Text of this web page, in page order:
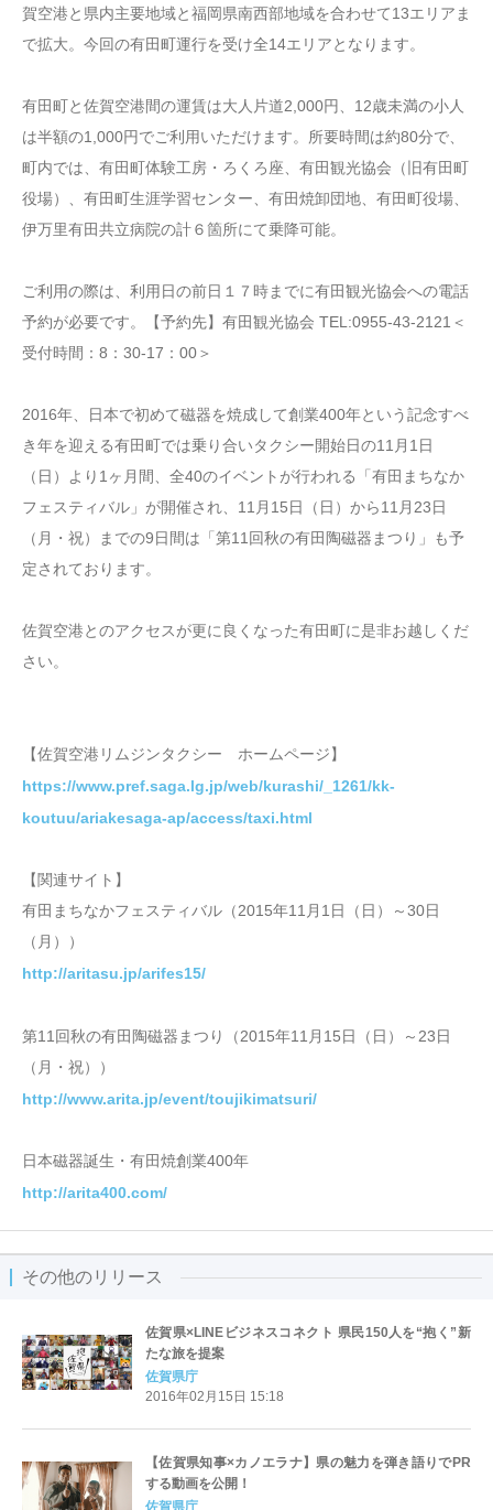
賀空港と県内主要地域と福岡県南西部地域を合わせて13エリアま
で拡大。今回の有田町運行を受け全14エリアとなります。
有田町と佐賀空港間の運賃は大人片道2,000円、12歳未満の小人
は半額の1,000円でご利用いただけます。所要時間は約80分で、
町内では、有田町体験工房・ろくろ座、有田観光協会（旧有田町
役場）、有田町生涯学習センター、有田焼卸団地、有田町役場、
伊万里有田共立病院の計６箇所にて乗降可能。
ご利用の際は、利用日の前日１７時までに有田観光協会への電話
予約が必要です。【予約先】有田観光協会 TEL:0955-43-2121＜
受付時間：8：30-17：00＞
2016年、日本で初めて磁器を焼成して創業400年という記念すべ
き年を迎える有田町では乗り合いタクシー開始日の11月1日
（日）より1ヶ月間、全40のイベントが行われる「有田まちなか
フェスティバル」が開催され、11月15日（日）から11月23日
（月・祝）までの9日間は「第11回秋の有田陶磁器まつり」も予
定されております。
佐賀空港とのアクセスが更に良くなった有田町に是非お越しくだ
さい。
【佐賀空港リムジンタクシー ホームページ】
https://www.pref.saga.lg.jp/web/kurashi/_1261/kk-
koutuu/ariakesaga-ap/access/taxi.html
【関連サイト】
有田まちなかフェスティバル（2015年11月1日（日）～30日
（月））
http://aritasu.jp/arifes15/
第11回秋の有田陶磁器まつり（2015年11月15日（日）～23日
（月・祝））
http://www.arita.jp/event/toujikimatsuri/
日本磁器誕生・有田焼創業400年
http://arita400.com/
その他のリリース
佐賀県×LINEビジネスコネクト 県民150人を“抱く”新
たな旅を提案
佐賀県庁
2016年02月15日 15:18
【佐賀県知事×カノエラナ】県の魅力を弾き語りでPR
する動画を公開！
佐賀県庁